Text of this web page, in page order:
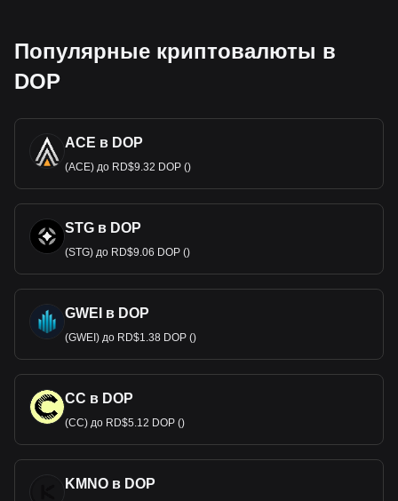
Популярные криптовалюты в
DOP
ACE в DOP
(ACE) до RD$9.32 DOP ()
STG в DOP
(STG) до RD$9.06 DOP ()
GWEI в DOP
(GWEI) до RD$1.38 DOP ()
CC в DOP
(CC) до RD$5.12 DOP ()
KMNO в DOP